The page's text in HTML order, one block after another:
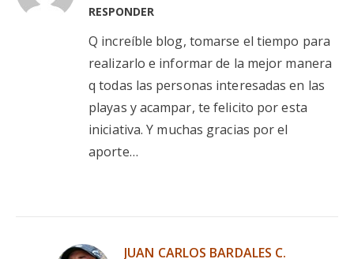
RESPONDER
Q increíble blog, tomarse el tiempo para
realizarlo e informar de la mejor manera
q todas las personas interesadas en las
playas y acampar, te felicito por esta
iniciativa. Y muchas gracias por el
aporte…
JUAN CARLOS BARDALES C.